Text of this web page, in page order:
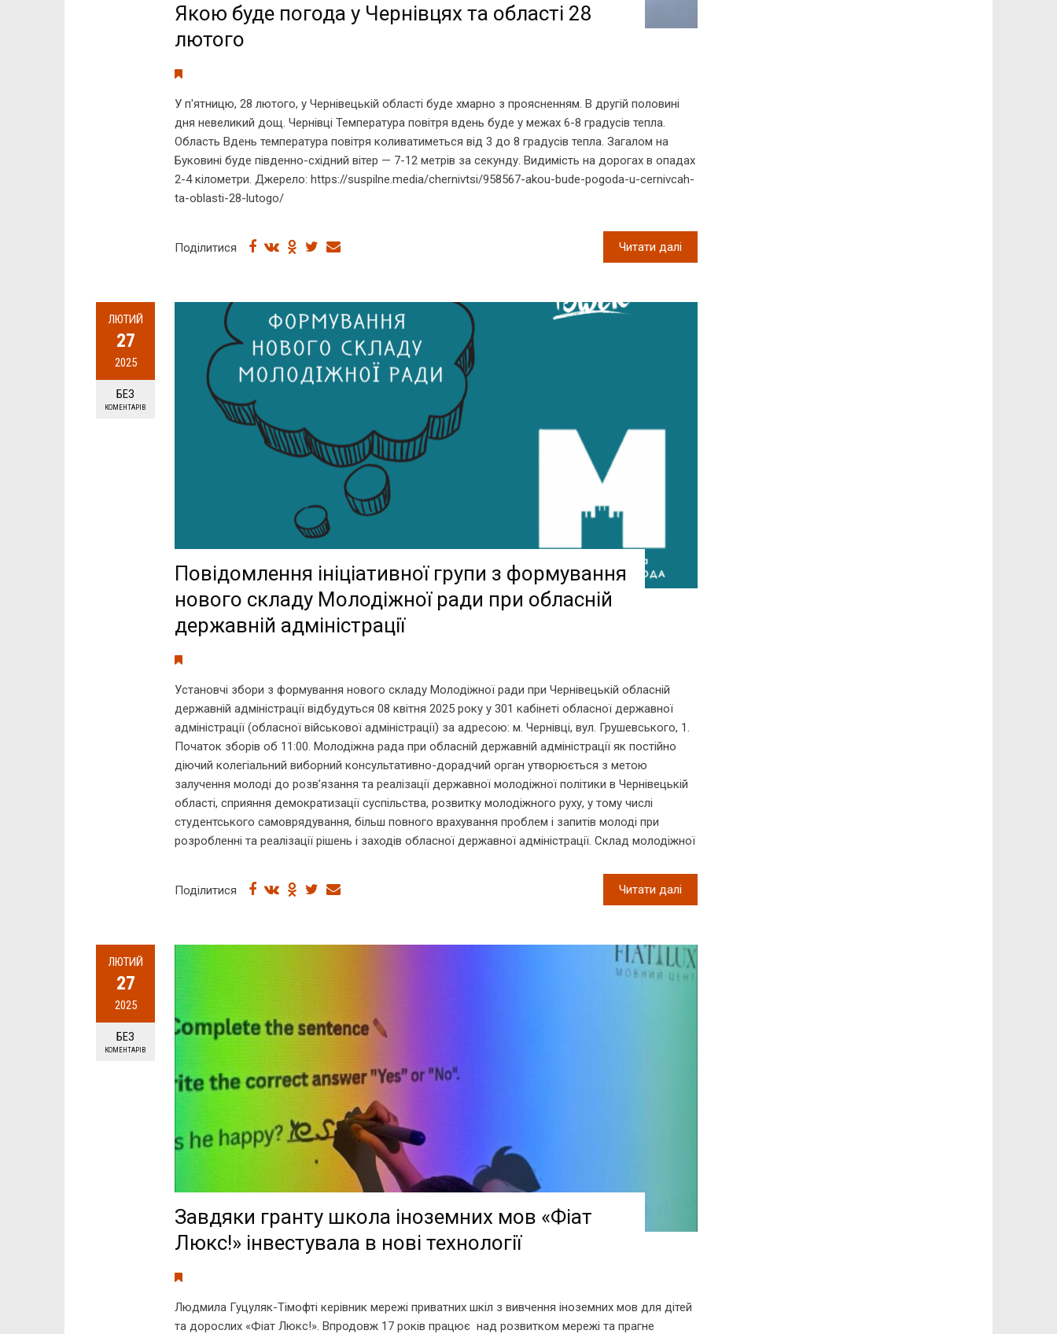
Якою буде погода у Чернівцях та області 28
лютого
У п'ятницю, 28 лютого, у Чернівецькій області буде хмарно з проясненням. В другій половині
дня невеликий дощ. Чернівці Температура повітря вдень буде у межах 6-8 градусів тепла.
Область Вдень температура повітря коливатиметься від 3 до 8 градусів тепла. Загалом на
Буковині буде південно-східний вітер — 7-12 метрів за секунду. Видимість на дорогах в опадах
2-4 кілометри. Джерело: https://suspilne.media/chernivtsi/958567-akou-bude-pogoda-u-cernivcah-
ta-oblasti-28-lutogo/
Читати далі
Поділитися
ЛЮТИЙ
27
2025
БЕЗ
КОМЕНТАРІВ
Повідомлення ініціативної групи з формування
нового складу Молодіжної ради при обласній
державній адміністрації
Установчі збори з формування нового складу Молодіжної ради при Чернівецькій обласній
державній адміністрації відбудуться 08 квітня 2025 року у 301 кабінеті обласної державної
адміністрації (обласної військової адміністрації) за адресою: м. Чернівці, вул. Грушевського, 1.
Початок зборів об 11:00. Молодіжна рада при обласній державній адміністрації як постійно
діючий колегіальний виборний консультативно-дорадчий орган утворюється з метою
залучення молоді до розв’язання та реалізації державної молодіжної політики в Чернівецькій
області, сприяння демократизації суспільства, розвитку молодіжного руху, у тому числі
студентського самоврядування, більш повного врахування проблем і запитів молоді при
розробленні та реалізації рішень і заходів обласної державної адміністрації. Склад молодіжної
Читати далі
Поділитися
ЛЮТИЙ
27
2025
БЕЗ
КОМЕНТАРІВ
Завдяки гранту школа іноземних мов «Фіат
Люкс!» інвестувала в нові технології
Людмила Гуцуляк-Тімофті керівник мережі приватних шкіл з вивчення іноземних мов для дітей
та дорослих «Фіат Люкс!». Впродовж 17 років працює над розвитком мережі та прагне